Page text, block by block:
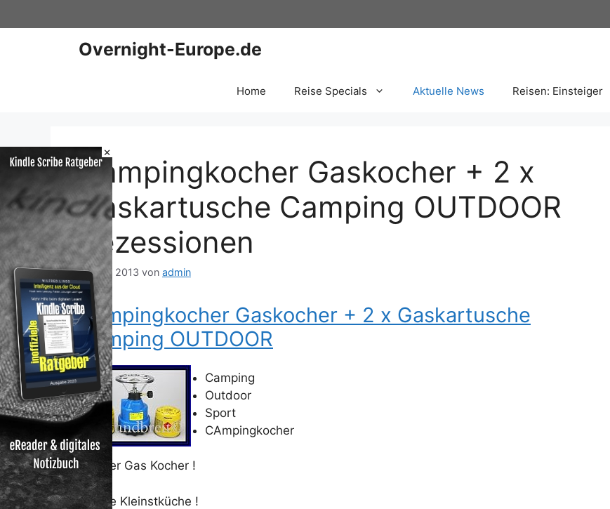
×
Inhalt
Overnight-Europe.de
Home Reise Specials Aktuelle News Reisen: Einsteiger
Campingkocher Gaskocher + 2 x
Gaskartusche Camping OUTDOOR
Rezessionen
19. Mai 2013 von admin
Campingkocher Gaskocher + 2 x Gaskartusche
Camping OUTDOOR
Camping
Outdoor
Sport
CAmpingkocher
Mobiler Gas Kocher !
Mobile Kleinstküche !